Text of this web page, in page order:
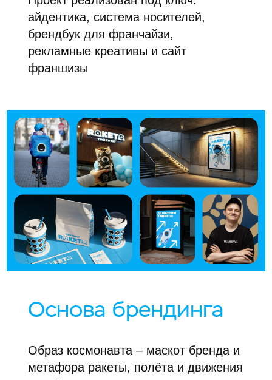
айдентика, система носителей,
брендбук для франчайзи,
рекламные креативы и сайт
франшизы
Основа брендинга
Образ космонавта – маскот бренда и
метафора ракеты, полёта и движения